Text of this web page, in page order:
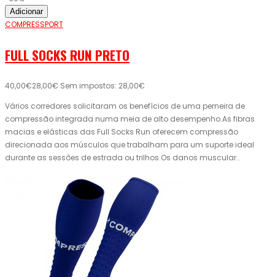
Adicionar
COMPRESSPORT
FULL SOCKS RUN PRETO
40,00€28,00€ Sem impostos: 28,00€
Vários corredores solicitaram os benefícios de uma perneira de
compressão integrada numa meia de alto desempenho.As fibras
macias e elásticas das Full Socks Run oferecem compressão
direcionada aos músculos que trabalham para um suporte ideal
durante as sessões de estrada ou trilhos.Os danos muscular..